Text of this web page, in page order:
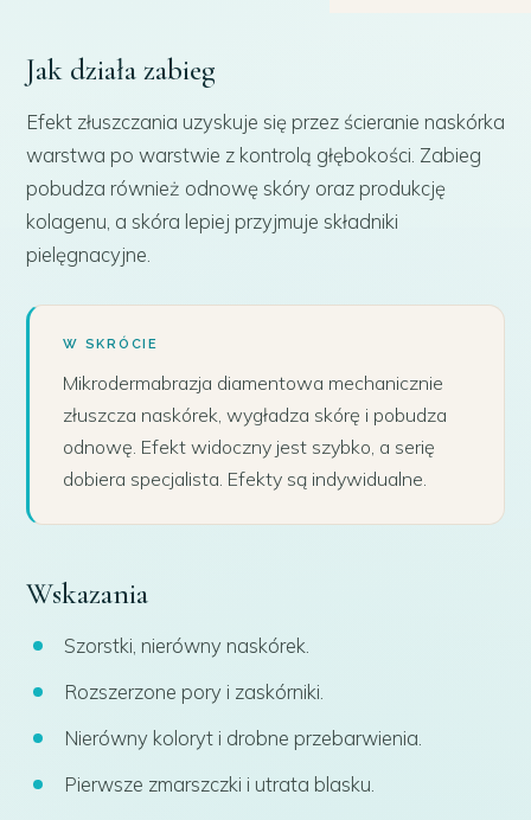
Jak działa zabieg
Efekt złuszczania uzyskuje się przez ścieranie naskórka
warstwa po warstwie z kontrolą głębokości. Zabieg
pobudza również odnowę skóry oraz produkcję
kolagenu, a skóra lepiej przyjmuje składniki
pielęgnacyjne.
W SKRÓCIE
Mikrodermabrazja diamentowa mechanicznie
złuszcza naskórek, wygładza skórę i pobudza
odnowę. Efekt widoczny jest szybko, a serię
dobiera specjalista. Efekty są indywidualne.
Wskazania
Szorstki, nierówny naskórek.
Rozszerzone pory i zaskórniki.
Nierówny koloryt i drobne przebarwienia.
Pierwsze zmarszczki i utrata blasku.